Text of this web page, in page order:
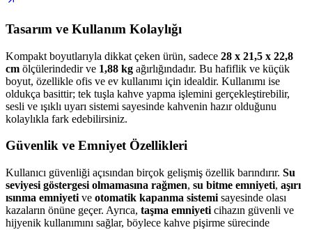
Tasarım ve Kullanım Kolaylığı
Kompakt boyutlarıyla dikkat çeken ürün, sadece 28 x 21,5 x 22,8
cm ölçülerindedir ve 1,88 kg ağırlığındadır. Bu hafiflik ve küçük
boyut, özellikle ofis ve ev kullanımı için idealdir. Kullanımı ise
oldukça basittir; tek tuşla kahve yapma işlemini gerçekleştirebilir,
sesli ve ışıklı uyarı sistemi sayesinde kahvenin hazır olduğunu
kolaylıkla fark edebilirsiniz.
Güvenlik ve Emniyet Özellikleri
Kullanıcı güvenliği açısından birçok gelişmiş özellik barındırır. Su
seviyesi göstergesi olmamasına rağmen, su bitme emniyeti, aşırı
ısınma emniyeti ve otomatik kapanma sistemi sayesinde olası
kazaların önüne geçer. Ayrıca, taşma emniyeti cihazın güvenli ve
hijyenik kullanımını sağlar, böylece kahve pişirme sürecinde